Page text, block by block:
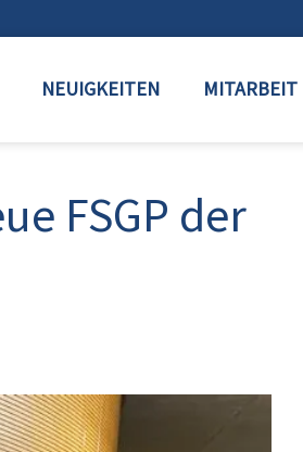
NEUIGKEITEN MITARBEIT
FSGP der